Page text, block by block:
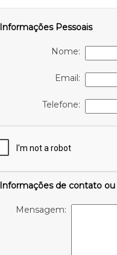
Informações Pessoais
Nome:
Email:
Telefone:
Informações de contato
Mensagem: